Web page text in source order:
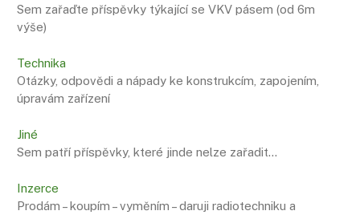
Sem zařaďte příspěvky týkající se VKV pásem (od 6m
výše)
Technika
Otázky, odpovědi a nápady ke konstrukcím, zapojením,
úpravám zařízení
Jiné
Sem patří příspěvky, které jinde nelze zařadit…
Inzerce
Prodám – koupím – vyměním – daruji radiotechniku ​​a